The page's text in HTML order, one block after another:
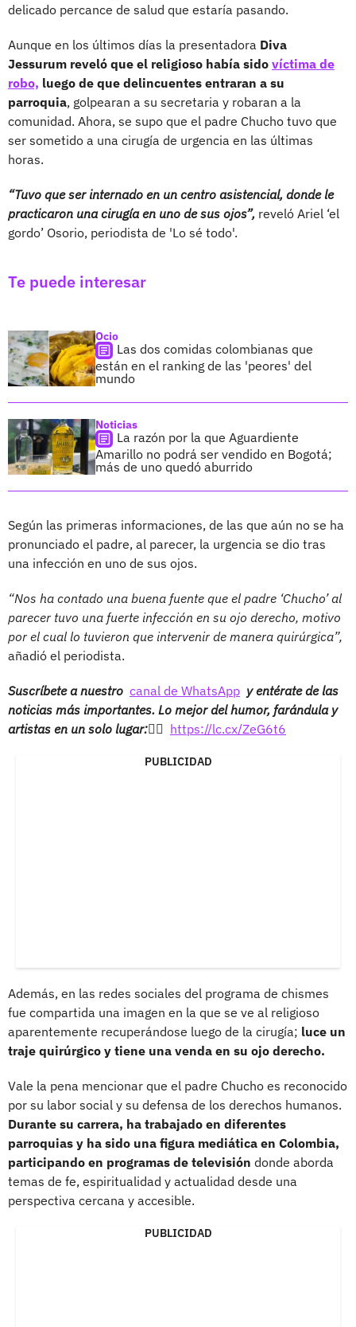
delicado percance de salud que estaría pasando.
Aunque en los últimos días la presentadora Diva
Jessurum reveló que el religioso había sido víctima de
robo, luego de que delincuentes entraran a su
parroquia, golpearan a su secretaria y robaran a la
comunidad. Ahora, se supo que el padre Chucho tuvo que
ser sometido a una cirugía de urgencia en las últimas
horas.
“Tuvo que ser internado en un centro asistencial, donde le
practicaron una cirugía en uno de sus ojos”, reveló Ariel ‘el
gordo’ Osorio, periodista de 'Lo sé todo'.
Te puede interesar
Ocio
Las dos comidas colombianas que
están en el ranking de las 'peores' del
mundo
Noticias
La razón por la que Aguardiente
Amarillo no podrá ser vendido en Bogotá;
más de uno quedó aburrido
Según las primeras informaciones, de las que aún no se ha
pronunciado el padre, al parecer, la urgencia se dio tras
una infección en uno de sus ojos.
“Nos ha contado una buena fuente que el padre ‘Chucho’ al
parecer tuvo una fuerte infección en su ojo derecho, motivo
por el cual lo tuvieron que intervenir de manera quirúrgica”,
añadió el periodista.
Suscríbete a nuestro canal de WhatsApp y entérate de las
noticias más importantes. Lo mejor del humor, farándula y
artistas en un solo lugar:👉🏻 https://lc.cx/ZeG6t6
PUBLICIDAD
Además, en las redes sociales del programa de chismes
fue compartida una imagen en la que se ve al religioso
aparentemente recuperándose luego de la cirugía; luce un
traje quirúrgico y tiene una venda en su ojo derecho.
Vale la pena mencionar que el padre Chucho es reconocido
por su labor social y su defensa de los derechos humanos.
Durante su carrera, ha trabajado en diferentes
parroquias y ha sido una figura mediática en Colombia,
participando en programas de televisión donde aborda
temas de fe, espiritualidad y actualidad desde una
perspectiva cercana y accesible.
PUBLICIDAD